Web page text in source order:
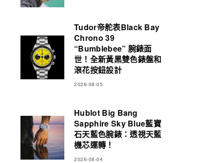
Tudor帝舵表Black Bay
Chrono 39
“Bumblebee” 腕錶面
世！全新黃黑雙色錶盤和
滾花按鈕設計
2026-08-05
Hublot Big Bang
Sapphire Sky Blue藍寶
石天藍色腕錶：透視天藍
機芯運轉！
2026-08-04